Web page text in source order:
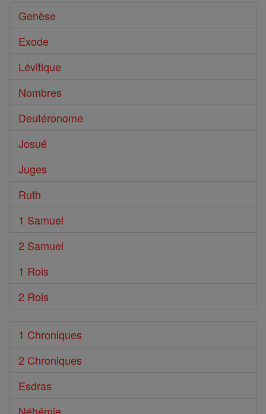
Genèse
Exode
Lévitique
Nombres
Deutéronome
Josué
Juges
Ruth
1 Samuel
2 Samuel
1 Rois
2 Rois
1 Chroniques
2 Chroniques
Esdras